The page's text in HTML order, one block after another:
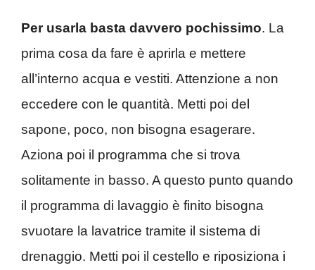
Per usarla basta davvero pochissimo. La
prima cosa da fare è aprirla e mettere
all’interno acqua e vestiti. Attenzione a non
eccedere con le quantità. Metti poi del
sapone, poco, non bisogna esagerare.
Aziona poi il programma che si trova
solitamente in basso. A questo punto quando
il programma di lavaggio è finito bisogna
svuotare la lavatrice tramite il sistema di
drenaggio. Metti poi il cestello e riposiziona i